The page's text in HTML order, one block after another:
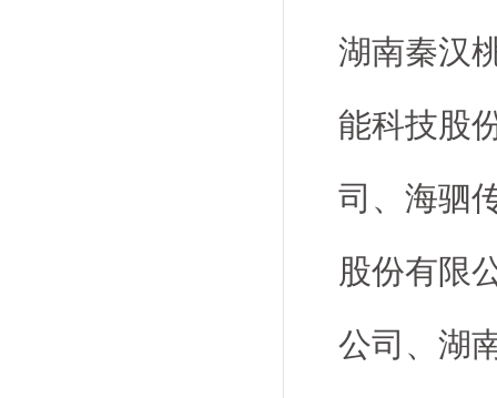
湖南秦汉
能科技股
司、海驷
股份有限
公司、湖